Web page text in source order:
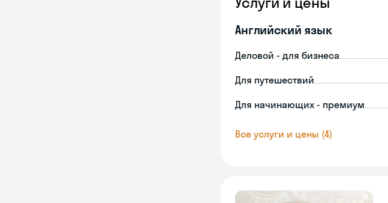
Английский язык
Деловой - для бизнеса
Для путешествий
Для начинающих - премиум
Все услуги и цены (4)